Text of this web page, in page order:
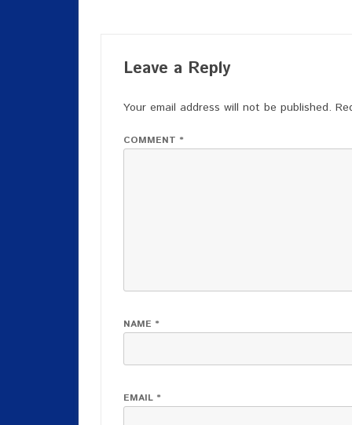
Leave a Reply
Your email address will not be published.
COMMENT *
NAME *
EMAIL *